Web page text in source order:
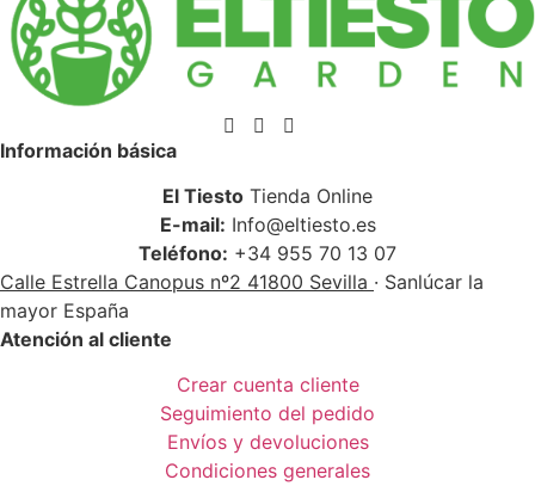
Información básica
El Tiesto Tienda Online
E-mail: Info@eltiesto.es
Teléfono: +34 955 70 13 07
Calle Estrella Canopus nº2 41800 Sevilla · Sanlúcar la
mayor España
Atención al cliente
Crear cuenta cliente
Seguimiento del pedido
Envíos y devoluciones
Condiciones generales